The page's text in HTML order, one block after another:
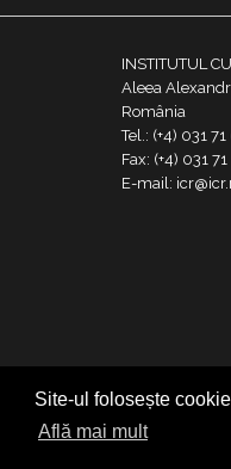
Site-ul folosește
Află mai mult
INSTITUTUL
Aleea
România
Tel.: (+4) 031
Fax: (+4) 031
E-mail: